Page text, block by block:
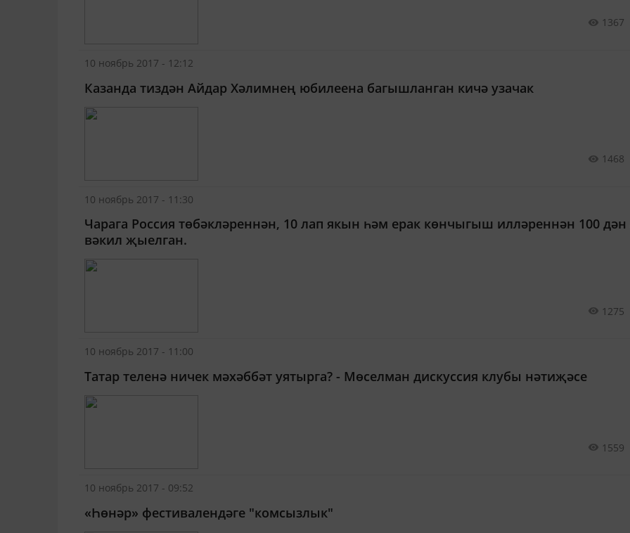
1367
10 ноябрь 2017 - 12:12
Казанда тиздән Айдар Хәлимнең юбилеена багышланган кичә узачак
1468
10 ноябрь 2017 - 11:30
Чарага Россия төбәкләреннән, 10 лап якын һәм ерак көнчыгыш илләреннән 100
вәкил җыелган.
1275
10 ноябрь 2017 - 11:00
Татар теленә ничек мәхәббәт уятырга? - Мөселман дискуссия клубы нәтиҗәсе
1559
10 ноябрь 2017 - 09:52
«Һөнәр» фестивалендәге "комсызлык"